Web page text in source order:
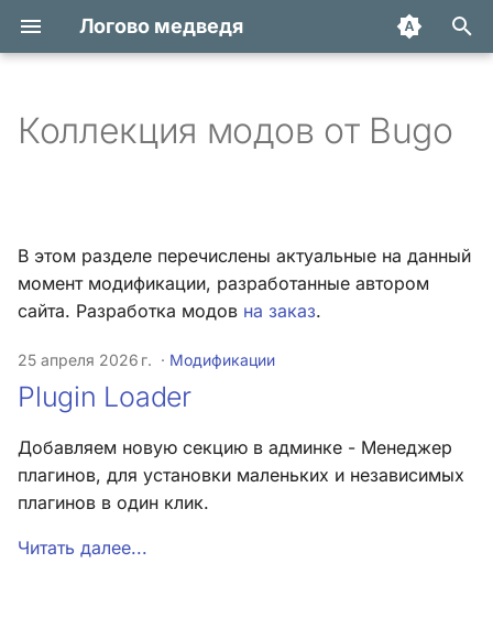
Логово медведя
л
и
з
ц
и
я
Plugin Loader
Select Birthdate On Register
Warehouse
Yandex Metrica
Spoiler
Select Language On
Register
Simple Mod Maker
Хук integrate_actions
Хук integrate_buffer
Хук
Хук integrate_display_topic
Хук
integrate_load_permissions
Коллекция модов от Bugo
В этом разделе перечислены актуальные на данный
момент модификации, разработанные автором
сайта. Разработка модов на заказ.
25 апреля 2026 г. Модификации
Plugin Loader
Добавляем новую секцию в админке - Менеджер
плагинов, для установки маленьких и независимых
плагинов в один клик.
Читать далее...